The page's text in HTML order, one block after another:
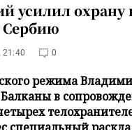
усилил охрану
Сербию
21:40 0
режима
в